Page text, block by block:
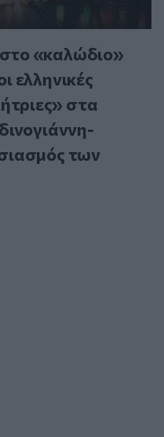
«καλώδιο»
ελληνικές
στα
των